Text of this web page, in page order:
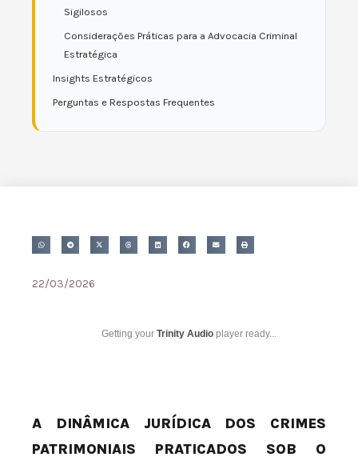
Sigilosos
Considerações Práticas para a Advocacia Criminal
Estratégica
Insights Estratégicos
Perguntas e Respostas Frequentes
22/03/2026
Getting your Trinity Audio player ready...
A DINÂMICA JURÍDICA DOS CRIMES
PATRIMONIAIS PRATICADOS SOB O